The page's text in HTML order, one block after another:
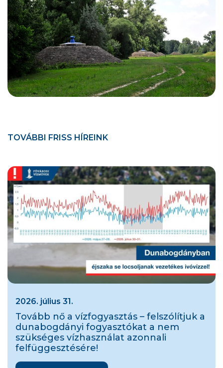
TOVÁBBI FRISS HÍREINK
2026. július 31.
Tovább nő a vízfogyasztás – felszólítjuk a
dunabogdányi fogyasztókat a nem
szükséges vízhasználat azonnali
felfüggesztésére!